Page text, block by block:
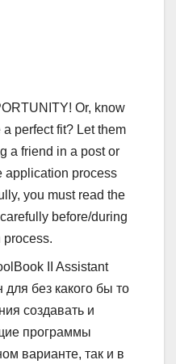
Or, know
perfect fit? Let them
a friend in a post or
application process
you must read the
before/during
II Assistant
без какого бы то
создавать и
программы
варианте, так и в